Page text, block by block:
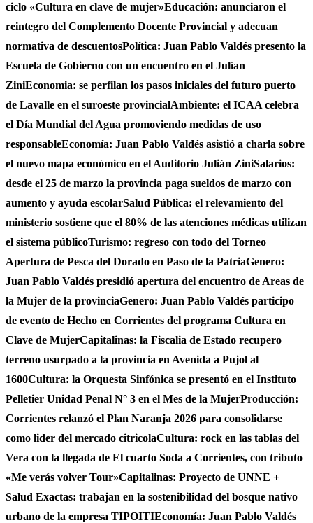
ciclo «Cultura en clave de mujer»Educación: anunciaron el
reintegro del Complemento Docente Provincial y adecuan
normativa de descuentosPolítica: Juan Pablo Valdés presento la
Escuela de Gobierno con un encuentro en el Julían
ZiniEconomia: se perfilan los pasos iniciales del futuro puerto
de Lavalle en el suroeste provincialAmbiente: el ICAA celebra
el Día Mundial del Agua promoviendo medidas de uso
responsableEconomía: Juan Pablo Valdés asistió a charla sobre
el nuevo mapa económico en el Auditorio Julián ZiniSalarios:
desde el 25 de marzo la provincia paga sueldos de marzo con
aumento y ayuda escolarSalud Pública: el relevamiento del
ministerio sostiene que el 80% de las atenciones médicas utilizan
el sistema públicoTurismo: regreso con todo del Torneo
Apertura de Pesca del Dorado en Paso de la PatriaGenero:
Juan Pablo Valdés presidió apertura del encuentro de Areas de
la Mujer de la provinciaGenero: Juan Pablo Valdés participo
de evento de Hecho en Corrientes del programa Cultura en
Clave de MujerCapitalinas: la Fiscalia de Estado recupero
terreno usurpado a la provincia en Avenida a Pujol al
1600Cultura: la Orquesta Sinfónica se presentó en el Instituto
Pelletier Unidad Penal N° 3 en el Mes de la MujerProducción:
Corrientes relanzó el Plan Naranja 2026 para consolidarse
como lider del mercado citricolaCultura: rock en las tablas del
Vera con la llegada de El cuarto Soda a Corrientes, con tributo
«Me verás volver Tour»Capitalinas: Proyecto de UNNE +
Salud Exactas: trabajan en la sostenibilidad del bosque nativo
urbano de la empresa TIPOITIEconomía: Juan Pablo Valdés